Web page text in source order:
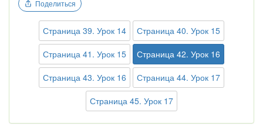
Поделиться
Страница 39. Урок 14
Страница 40. Урок 15
Страница 41. Урок 15
Страница 42. Урок 16
Страница 43. Урок 16
Страница 44. Урок 17
Страница 45. Урок 17